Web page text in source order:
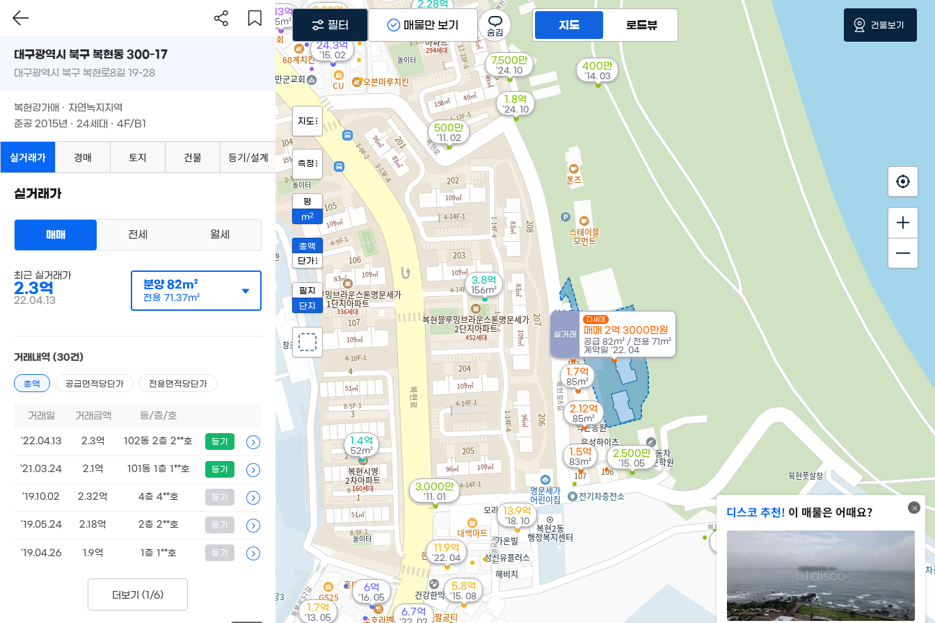
3.8억
156m²
1.25억
2.28억
1.4억
52m² 1.5억
83m²
7,500만
'24. 10
1.8억
'24. 10
2,183만
'24. 02
11.9억
'22. 04
실거래
다세대
매매 2억 3000만원
공급 82m² / 전용 71m²
계약일 '22. 04
6.7억
2.83억
'21. 05
2.12억
85m²
5.05억
'19. 02
13.9억
'18. 10
1.7억
85m²
6억
'16. 05
5.8억
'15. 08
2,500만
'15. 05
24.3억
'15. 02
400만
'14. 03
1.13억
35m²
1.7억
'13. 05
500만
'11. 02
3,000만
'11. 01
디스코 추천! 이 매물은 어때요?
지도 로드뷰
지도
측정
평
m2
총액
단가
필지
단지
필터 매물만 보기 건물보기
대구광역시 북구 복현동 300-17
대구광역시 북구 복현로8길 19-28
복현강가애 · 자연녹지지역
준공 2015년 · 24세대 · 4F/B1
실거래가 경매 토지 건물 등기/설계
실거래가
매매 전세 월세
최근 실거래가
2.3억
22.04.13
분양82m²
전용 71.37m²
거래내역 (30건)
총액 공급면적당단가 전용면적당단가
거래일 거래금액 동/층/호
'22.04.13 2.3억 102동 2층 2**호 등기
'21.03.24 2.1억 101동 1층 1**호 등기
'19.10.02 2.32억 4층 4**호 등기
'19.05.24 2.18억 2층 2**호 등기
'19.04.26 1.9억 1층 1**호 등기
더보기 (1/6)